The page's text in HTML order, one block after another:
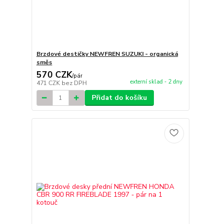
Brzdové destičky NEWFREN SUZUKI - organická
směs
570 CZK/pár
471 CZK bez DPH externí sklad - 2 dny
Přidat do košíku